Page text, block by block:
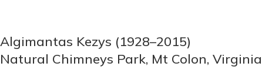
Algimantas Kezys (1928–2015)
Natural Chimneys Park, Mt Colon, Virginia